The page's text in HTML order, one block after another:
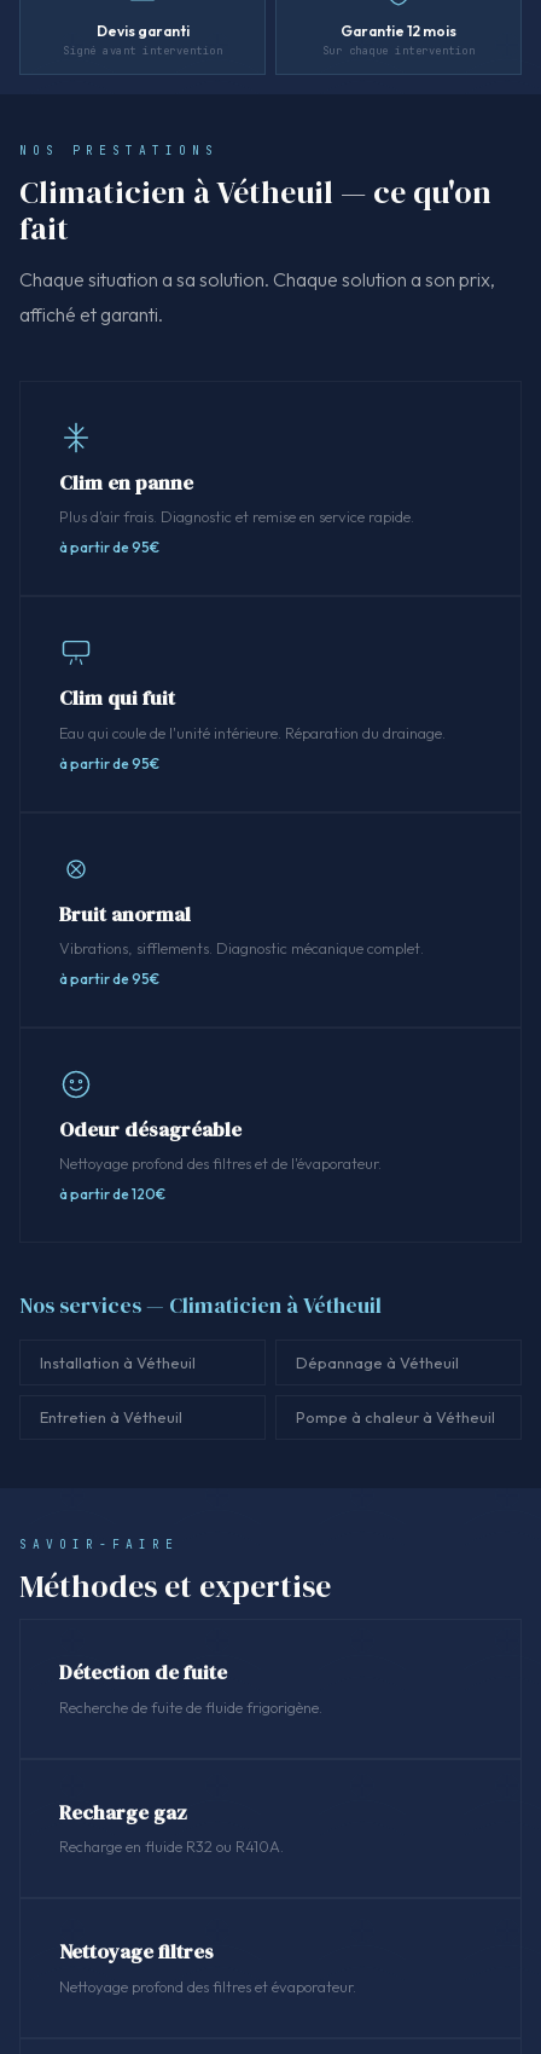
Devis garanti
Signé avant intervention
Garantie 12 mois
Sur chaque intervention
NOS PRESTATIONS
Climaticien à Vétheuil — ce qu'on
fait
Chaque situation a sa solution. Chaque solution a son prix,
affiché et garanti.
Clim en panne
Plus d'air frais. Diagnostic et remise en service rapide.
à partir de 95€
Clim qui fuit
Eau qui coule de l'unité intérieure. Réparation du drainage.
à partir de 95€
Bruit anormal
Vibrations, sifflements. Diagnostic mécanique complet.
à partir de 95€
Odeur désagréable
Nettoyage profond des filtres et de l'évaporateur.
à partir de 120€
Nos services — Climaticien à Vétheuil
Installation à Vétheuil Dépannage à Vétheuil
Entretien à Vétheuil Pompe à chaleur à Vétheuil
SAVOIR-FAIRE
Méthodes et expertise
Détection de fuite
Recherche de fuite de fluide frigorigène.
Recharge gaz
Recharge en fluide R32 ou R410A.
Nettoyage filtres
Nettoyage profond des filtres et évaporateur.